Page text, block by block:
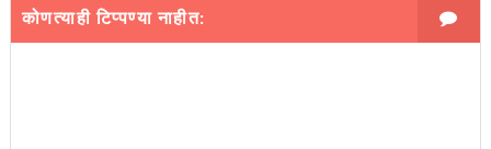
कोणत्याही टिप्पण्‍या नाहीत: